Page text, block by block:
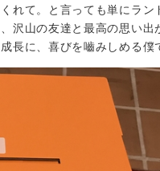
れて。と言っても単にラン
沢山の友達と最高の思い出
長に、喜びを嚙みしめる僕